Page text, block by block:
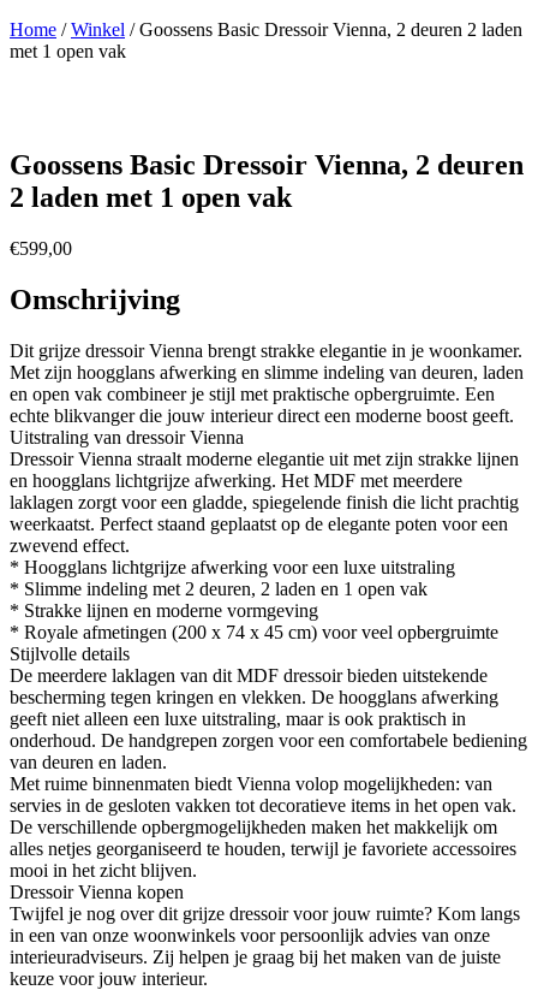
Home /Winkel /Goossens Basic Dressoir Vienna, 2 deuren 2 laden
met 1 open vak
Goossens Basic Dressoir Vienna, 2 deuren
2 laden met 1 open vak
€599,00
Omschrijving
Dit grijze dressoir Vienna brengt strakke elegantie in je woonkamer.
Met zijn hoogglans afwerking en slimme indeling van deuren, laden
en open vak combineer je stijl met praktische opbergruimte. Een
echte blikvanger die jouw interieur direct een moderne boost geeft.
Uitstraling van dressoir Vienna
Dressoir Vienna straalt moderne elegantie uit met zijn strakke lijnen
en hoogglans lichtgrijze afwerking. Het MDF met meerdere
laklagen zorgt voor een gladde, spiegelende finish die licht prachtig
weerkaatst. Perfect staand geplaatst op de elegante poten voor een
zwevend effect.
* Hoogglans lichtgrijze afwerking voor een luxe uitstraling
* Slimme indeling met 2 deuren, 2 laden en 1 open vak
* Strakke lijnen en moderne vormgeving
* Royale afmetingen (200 x 74 x 45 cm) voor veel opbergruimte
Stijlvolle details
De meerdere laklagen van dit MDF dressoir bieden uitstekende
bescherming tegen kringen en vlekken. De hoogglans afwerking
geeft niet alleen een luxe uitstraling, maar is ook praktisch in
onderhoud. De handgrepen zorgen voor een comfortabele bediening
van deuren en laden.
Met ruime binnenmaten biedt Vienna volop mogelijkheden: van
servies in de gesloten vakken tot decoratieve items in het open vak.
De verschillende opbergmogelijkheden maken het makkelijk om
alles netjes georganiseerd te houden, terwijl je favoriete accessoires
mooi in het zicht blijven.
Dressoir Vienna kopen
Twijfel je nog over dit grijze dressoir voor jouw ruimte? Kom langs
in een van onze woonwinkels voor persoonlijk advies van onze
interieuradviseurs. Zij helpen je graag bij het maken van de juiste
keuze voor jouw interieur.